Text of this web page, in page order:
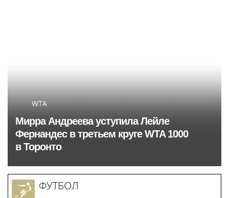
WTA
Мирра Андреева уступила Лейле
Фернандес в третьем круге WTA 1000
в Торонто
ФУТБОЛ